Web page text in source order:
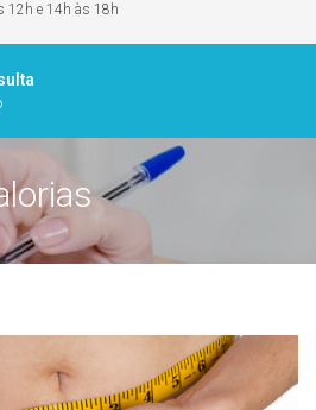
12h e 14h às 18h